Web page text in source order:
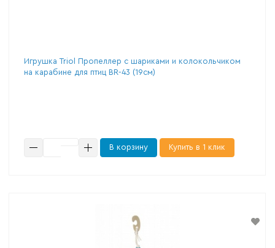
Игрушка Triol Пропеллер с шариками и колокольчиком
на карабине для птиц BR-43 (19см)
В корзину Купить в 1 клик